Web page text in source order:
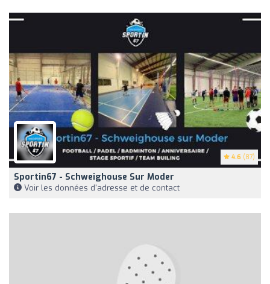
4.6 (87)
Sportin67 - Schweighouse Sur Moder
Voir les données d'adresse et de contact